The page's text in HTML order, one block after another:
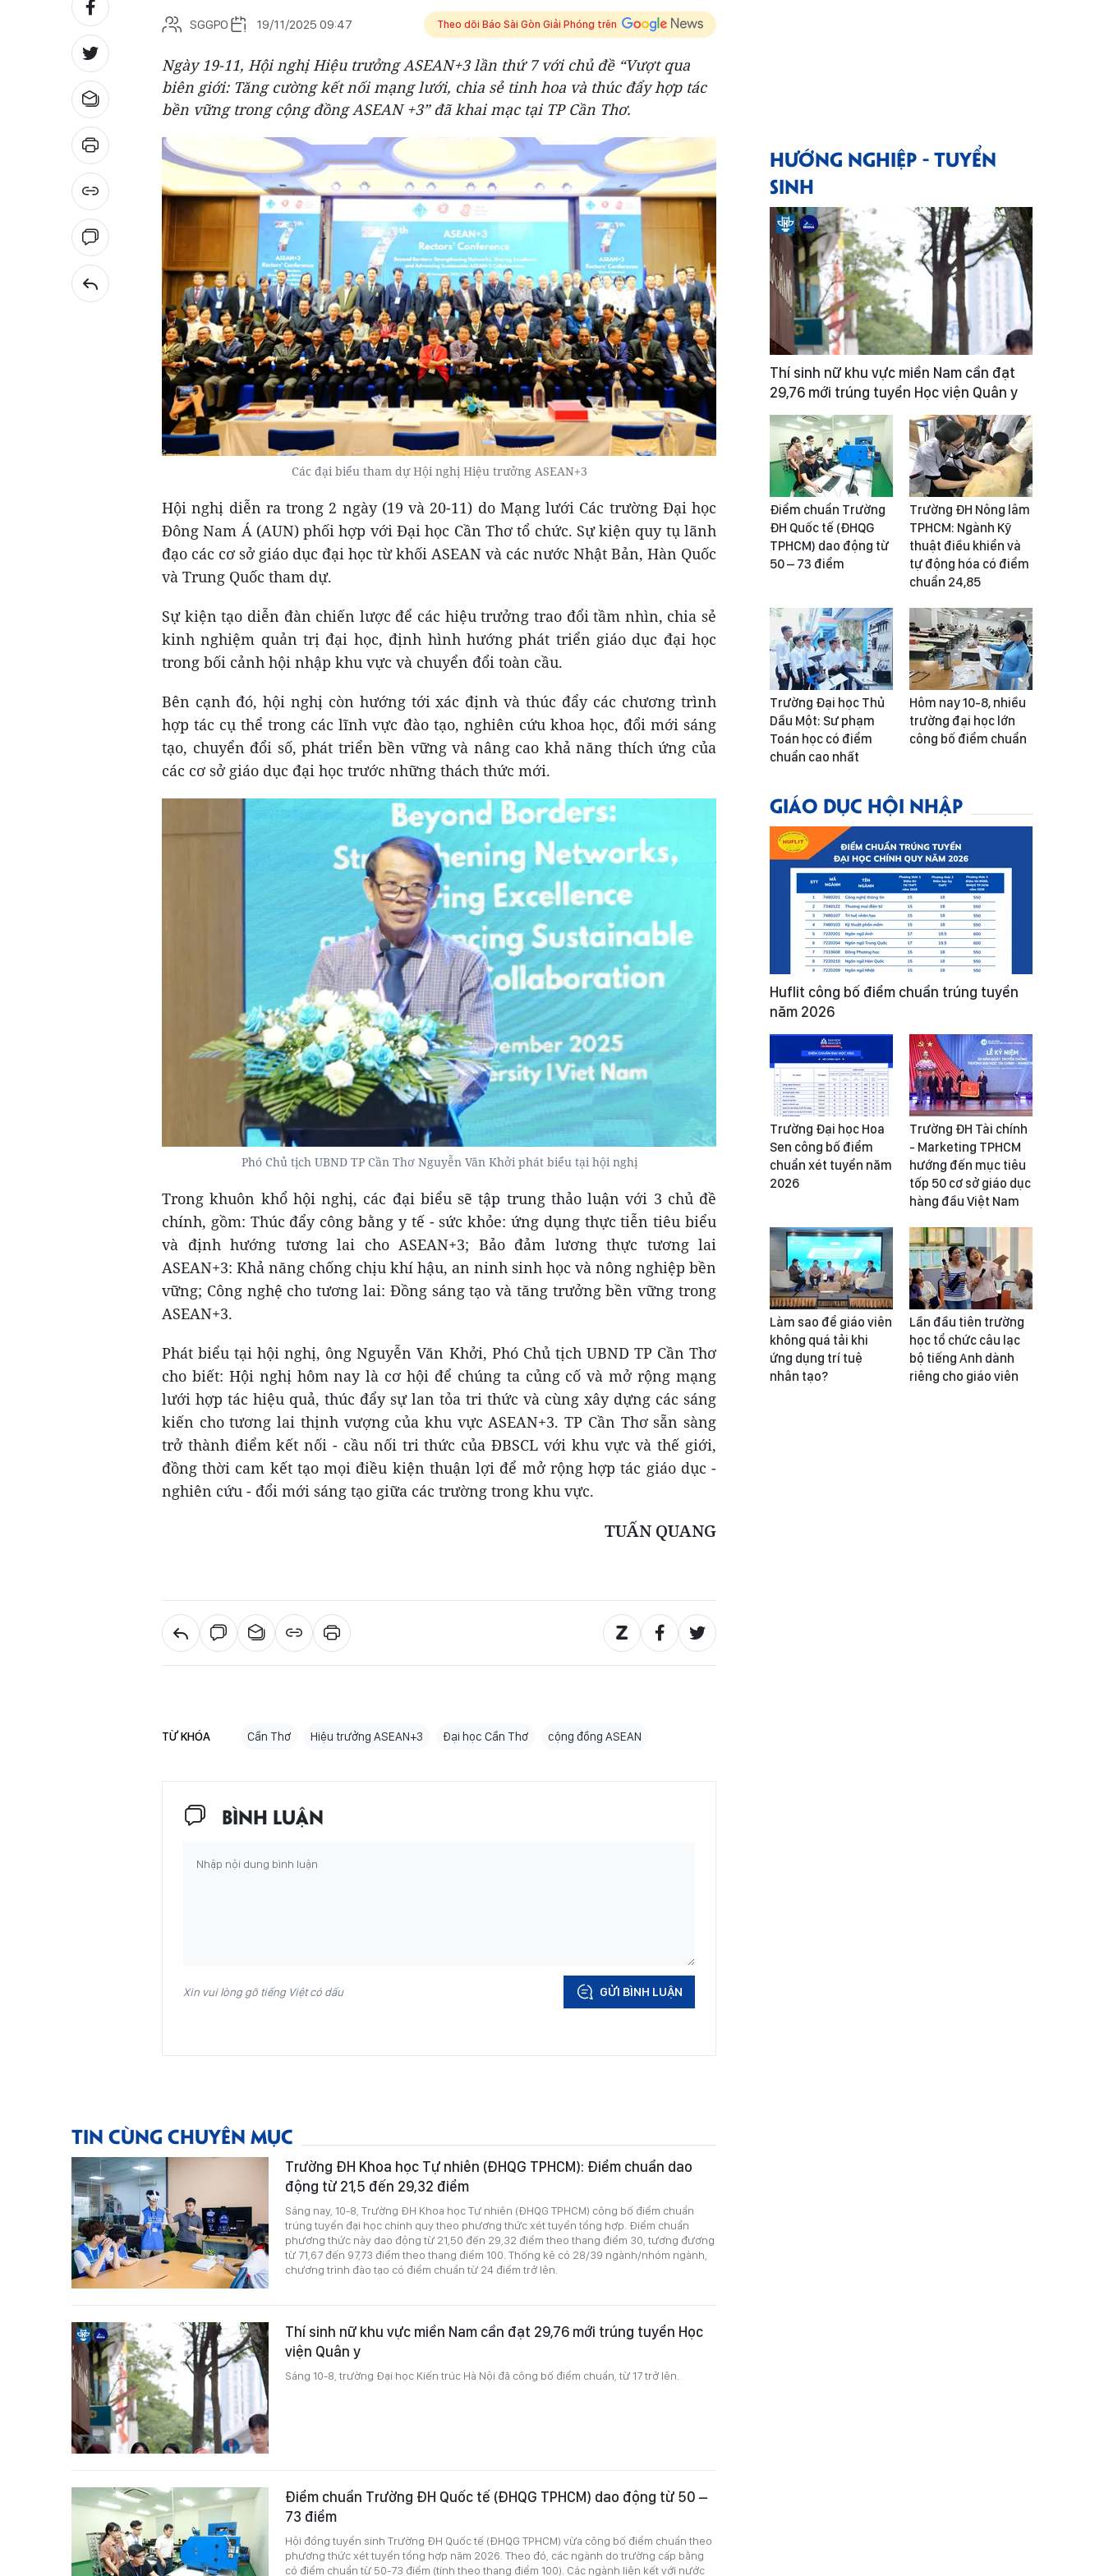
SGGPO 19/11/2025 09:47 Theo dõi Báo Sài Gòn Giải Phóng trên
Ngày 19-11, Hội nghị Hiệu trưởng ASEAN+3 lần thứ 7 với chủ đề “Vượt qua
biên giới: Tăng cường kết nối mạng lưới, chia sẻ tinh hoa và thúc đẩy hợp tác
bền vững trong cộng đồng ASEAN +3” đã khai mạc tại TP Cần Thơ.
Các đại biểu tham dự Hội nghị Hiệu trưởng ASEAN+3
Hội nghị diễn ra trong 2 ngày (19 và 20-11) do Mạng lưới Các trường Đại học
Đông Nam Á (AUN) phối hợp với Đại học Cần Thơ tổ chức. Sự kiện quy tụ lãnh
đạo các cơ sở giáo dục đại học từ khối ASEAN và các nước Nhật Bản, Hàn Quốc
và Trung Quốc tham dự.
Sự kiện tạo diễn đàn chiến lược để các hiệu trưởng trao đổi tầm nhìn, chia sẻ
kinh nghiệm quản trị đại học, định hình hướng phát triển giáo dục đại học
trong bối cảnh hội nhập khu vực và chuyển đổi toàn cầu.
Bên cạnh đó, hội nghị còn hướng tới xác định và thúc đẩy các chương trình
hợp tác cụ thể trong các lĩnh vực đào tạo, nghiên cứu khoa học, đổi mới sáng
tạo, chuyển đổi số, phát triển bền vững và nâng cao khả năng thích ứng của
các cơ sở giáo dục đại học trước những thách thức mới.
Phó Chủ tịch UBND TP Cần Thơ Nguyễn Văn Khởi phát biểu tại hội nghị
Trong khuôn khổ hội nghị, các đại biểu sẽ tập trung thảo luận với 3 chủ đề
chính, gồm: Thúc đẩy công bằng y tế - sức khỏe: ứng dụng thực tiễn tiêu biểu
và định hướng tương lai cho ASEAN+3; Bảo đảm lương thực tương lai
ASEAN+3: Khả năng chống chịu khí hậu, an ninh sinh học và nông nghiệp bền
vững; Công nghệ cho tương lai: Đồng sáng tạo và tăng trưởng bền vững trong
ASEAN+3.
Phát biểu tại hội nghị, ông Nguyễn Văn Khởi, Phó Chủ tịch UBND TP Cần Thơ
cho biết: Hội nghị hôm nay là cơ hội để chúng ta củng cố và mở rộng mạng
lưới hợp tác hiệu quả, thúc đẩy sự lan tỏa tri thức và cùng xây dựng các sáng
kiến cho tương lai thịnh vượng của khu vực ASEAN+3. TP Cần Thơ sẵn sàng
trở thành điểm kết nối - cầu nối tri thức của ĐBSCL với khu vực và thế giới,
đồng thời cam kết tạo mọi điều kiện thuận lợi để mở rộng hợp tác giáo dục -
nghiên cứu - đổi mới sáng tạo giữa các trường trong khu vực.
TUẤN QUANG
TỪ KHÓA Cần Thơ Hiệu trưởng ASEAN+3 Đại học Cần Thơ cộng đồng ASEAN
BÌNH LUẬN
Xin vui lòng gõ tiếng Việt có dấu GỬI BÌNH LUẬN
TIN CÙNG CHUYÊN MỤC
Trường ĐH Khoa học Tự nhiên (ĐHQG TPHCM): Điểm chuẩn dao
động từ 21,5 đến 29,32 điểm
Sáng nay, 10-8, Trường ĐH Khoa học Tự nhiên (ĐHQG TPHCM) công bố điểm chuẩn
trúng tuyển đại học chính quy theo phương thức xét tuyển tổng hợp. Điểm chuẩn
phương thức này dao động từ 21,50 đến 29,32 điểm theo thang điểm 30, tương đương
từ 71,67 đến 97,73 điểm theo thang điểm 100. Thống kê có 28/39 ngành/nhóm ngành,
chương trình đào tạo có điểm chuẩn từ 24 điểm trở lên.
Thí sinh nữ khu vực miền Nam cần đạt 29,76 mới trúng tuyển Học
viện Quân y
Sáng 10-8, trường Đại học Kiến trúc Hà Nội đã công bố điểm chuẩn, từ 17 trở lên.
Điểm chuẩn Trường ĐH Quốc tế (ĐHQG TPHCM) dao động từ 50 –
73 điểm
Hội đồng tuyển sinh Trường ĐH Quốc tế (ĐHQG TPHCM) vừa công bố điểm chuẩn theo
phương thức xét tuyển tổng hợp năm 2026. Theo đó, các ngành do trường cấp bằng
có điểm chuẩn từ 50-73 điểm (tính theo thang điểm 100). Các ngành liên kết với nước
HƯỚNG NGHIỆP - TUYỂN
SINH
Thí sinh nữ khu vực miền Nam cần đạt
29,76 mới trúng tuyển Học viện Quân y
Điểm chuẩn Trường
ĐH Quốc tế (ĐHQG
TPHCM) dao động từ
50 – 73 điểm
Trường ĐH Nông lâm
TPHCM: Ngành Kỹ
thuật điều khiển và
tự động hóa có điểm
chuẩn 24,85
Trường Đại học Thủ
Dầu Một: Sư phạm
Toán học có điểm
chuẩn cao nhất
Hôm nay 10-8, nhiều
trường đại học lớn
công bố điểm chuẩn
GIÁO DỤC HỘI NHẬP
Huflit công bố điểm chuẩn trúng tuyển
năm 2026
Trường Đại học Hoa
Sen công bố điểm
chuẩn xét tuyển năm
2026
Trường ĐH Tài chính
- Marketing TPHCM
hướng đến mục tiêu
tốp 50 cơ sở giáo dục
hàng đầu Việt Nam
Làm sao để giáo viên
không quá tải khi
ứng dụng trí tuệ
nhân tạo?
Lần đầu tiên trường
học tổ chức câu lạc
bộ tiếng Anh dành
riêng cho giáo viên